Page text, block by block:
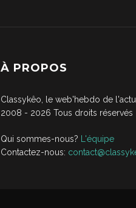
À PROPOS
Classykêo, le web'hebdo de
2008 - 2026 Tous droits réservés
Qui sommes-nous?
L'équipe
Contactez-nous: